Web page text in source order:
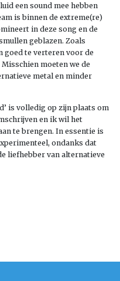
een sound mee hebben
is binnen de extreme(re)
in deze song en de
geblazen. Zoals
goed te verteren voor de
moeten we de
metal en minder
is volledig op zijn plaats om
en ik wil het
te brengen. In essentie is
ondanks dat
liefhebber van alternatieve